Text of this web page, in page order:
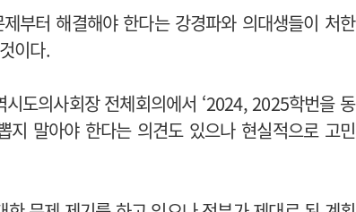
부터 해결해야 한다는 강경파와 의대생들이 처한
이다.
도의사회장 전체회의에서 ‘2024, 2025학번을 동
말아야 한다는 의견도 있으나 현실적으로 고민